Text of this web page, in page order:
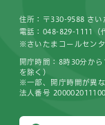
住所：〒330-9588 さい
電話：048-829-1111（
※さいたまコールセンタ
開庁時間：8時30分か
を除く）
※一部、開庁時間が異
法人番号